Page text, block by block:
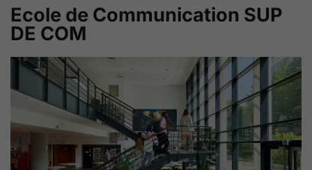
Ecole de Communication SUP
DE COM